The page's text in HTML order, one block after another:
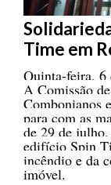
Time em
Quinta-feira, 6
A Comissão
Combonianos
para com as
de 29 de
edifício Spin
incêndio e da
imóvel.